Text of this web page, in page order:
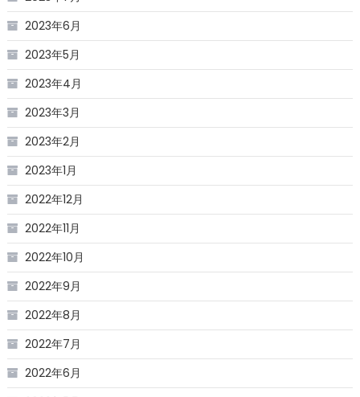
2023年6月
2023年5月
2023年4月
2023年3月
2023年2月
2023年1月
2022年12月
2022年11月
2022年10月
2022年9月
2022年8月
2022年7月
2022年6月